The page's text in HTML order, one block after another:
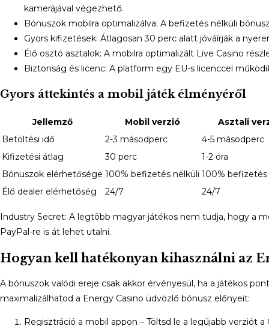
kamerájával végezhető.
Bónuszok mobilra optimalizálva: A befizetés nélküli
Gyors kifizetések: Átlagosan 30 perc alatt jóváírják a
Élő osztó asztalok: A mobilra optimalizált Live Casino
Biztonság és licenc: A platform egy EU-s licenccel
Gyors áttekintés a mobil játék élményéről
Jellemző Mobil verzió
Asztali
Betöltési idő
2-3 másodperc
4-5 másodperc
Kifizetési átlag
30 perc
1-2 óra
Bónuszok elérhetősége 100% befizetés nélküli 100% befizetés
Élő dealer elérhetőség
24/7 24/7
Industry Secret: A legtöbb magyar játékos nem tudja, hogy a
PayPal-re is át lehet utalni.
Hogyan kell hatékonyan kihasználni az
A bónuszok valódi ereje csak akkor érvényesül, ha a játékos
maximalizálhatod a Energy Casino üdvözlő bónusz előnyeit:
Regisztráció a mobil appon – Töltsd le a legújabb verziót